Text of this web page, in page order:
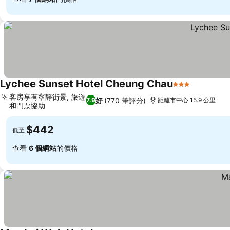
Lychee Sunset Hotel Cheung Chau3 星級
7.9好 (770 筆評分)
客房享有寧靜街景, 旅遊
和門票協助
距離市中心 15.9 公里
低至 $442
查看 6 個網站的價格